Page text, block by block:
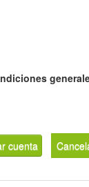
cuenta